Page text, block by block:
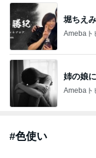
堀ちえ
Amebaト
姉の娘
Amebaト
#色使い